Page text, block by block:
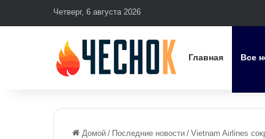
Четверг, 6 августа 2026
Главная Все
Домой / Последние новости / Vietnam Airlines